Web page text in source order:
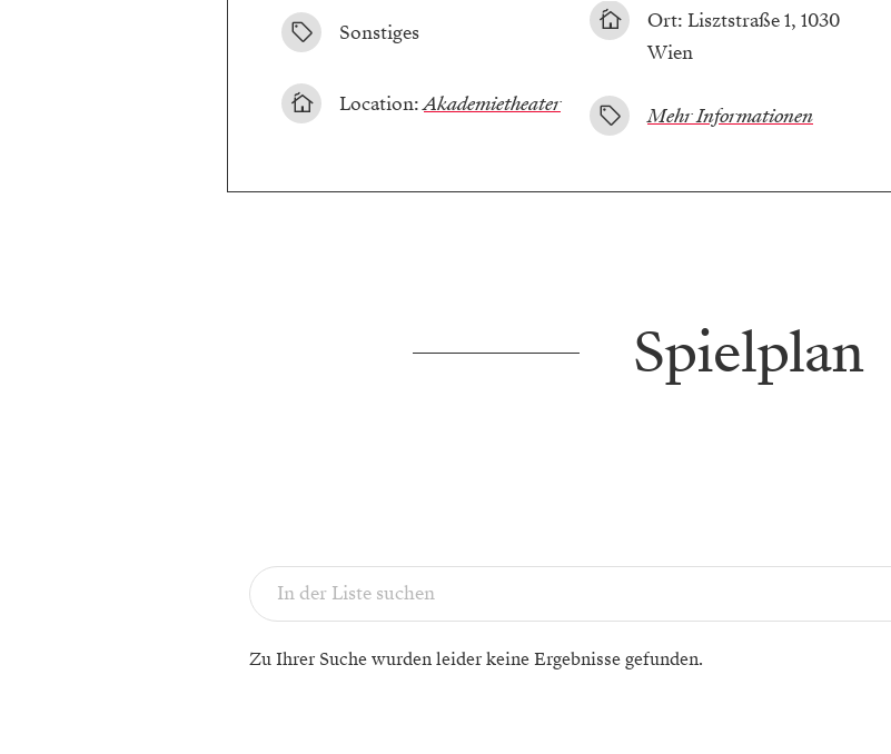
Sonstiges
Location:Akademietheater
Ort: Lisztstraße 1, 1030
Wien
Mehr Informationen
Spielplan
Zu Ihrer Suche wurden leider keine Ergebnisse gefunden.